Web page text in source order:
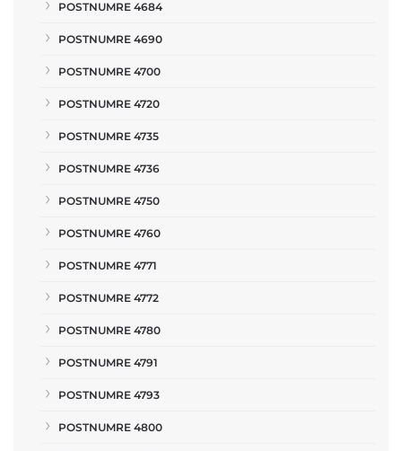
POSTNUMRE 4684
POSTNUMRE 4690
POSTNUMRE 4700
POSTNUMRE 4720
POSTNUMRE 4735
POSTNUMRE 4736
POSTNUMRE 4750
POSTNUMRE 4760
POSTNUMRE 4771
POSTNUMRE 4772
POSTNUMRE 4780
POSTNUMRE 4791
POSTNUMRE 4793
POSTNUMRE 4800